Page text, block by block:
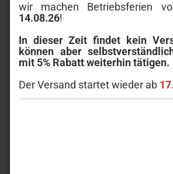
wir machen Betriebsferien
14.08.26!
In dieser Zeit findet kein
können aber
mit 5% Rabatt weiterhin tätigen.
Der Versand startet wieder ab
Die Duftöl-Essenz bietet viele